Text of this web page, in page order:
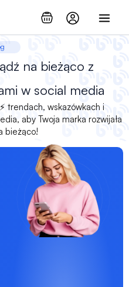
na bieżąco z
w social media
trendach, wskazówkach i
aby Twoja marka rozwijała
bieżąco!